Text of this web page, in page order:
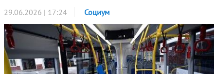
29.06.2026 | 17:24 Социум